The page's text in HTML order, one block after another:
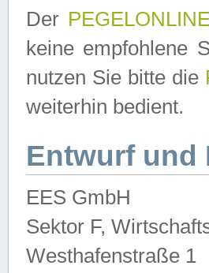
Der
keine empfohlene
nutzen Sie bitte die
weiterhin bedient.
Entwurf und
EES GmbH
Sektor F,
Westhafenstraße 1